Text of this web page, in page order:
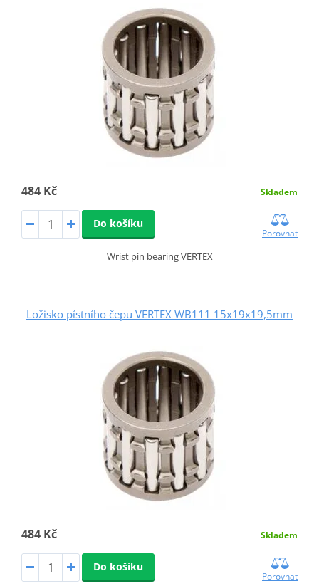
484 Kč Skladem
Do košíku
Porovnat
Wrist pin bearing VERTEX
Ložisko pístního čepu VERTEX WB111 15x19x19,5mm
484 Kč Skladem
Do košíku
Porovnat